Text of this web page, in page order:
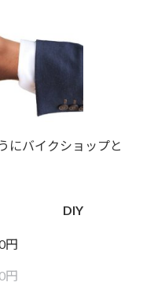
にバイクショップと
DIY
円
円